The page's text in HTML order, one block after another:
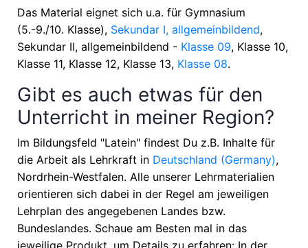
Das Material eignet sich u.a. für Gymnasium
(5.-9./10. Klasse), Sekundar I, allgemeinbildend,
Sekundar II, allgemeinbildend - Klasse 09, Klasse 10,
Klasse 11, Klasse 12, Klasse 13, Klasse 08.
Gibt es auch etwas für den
Unterricht in meiner Region?
Im Bildungsfeld "Latein" findest Du z.B. Inhalte für
die Arbeit als Lehrkraft in Deutschland (Germany),
Nordrhein-Westfalen. Alle unserer Lehrmaterialien
orientieren sich dabei in der Regel am jeweiligen
Lehrplan des angegebenen Landes bzw.
Bundeslandes. Schaue am Besten mal in das